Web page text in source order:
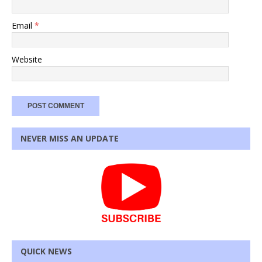
Email *
Website
NEVER MISS AN UPDATE
QUICK NEWS